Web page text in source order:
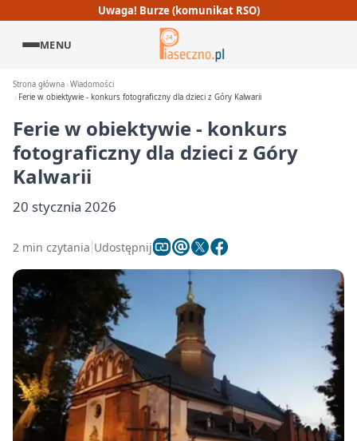
Uwaga! Burze (komunikat RSO)
MENU
Strona główna Wiadomości
Ferie w obiektywie - konkurs fotograficzny dla dzieci z Góry Kalwarii
Ferie w obiektywie - konkurs
fotograficzny dla dzieci z Góry
Kalwarii
20 stycznia 2026
2 min czytania Udostępnij